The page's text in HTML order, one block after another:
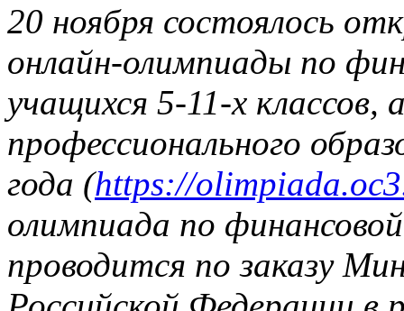
20 ноября состоялось
онлайн-олимпиады по
учащихся 5-11-х классов,
профессионального
года (https://
олимпиада по
проводится по заказу